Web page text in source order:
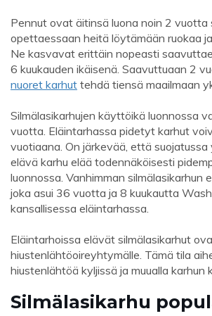
Pennut ovat äitinsä luona noin 2 vuotta
opettaessaan heitä löytämään ruokaa
Ne kasvavat erittäin nopeasti
6 kuukauden ikäisenä. Saavuttuaan 2
nuoret karhut tehdä tiensä maailmaan
Silmälasikarhujen käyttöikä luonnossa
vuotta. Eläintarhassa pidetyt karhut
vuotiaana. On järkevää, että suojatussa
elävä karhu elää todennäköisesti
luonnossa. Vanhimman silmälasikarhun
joka asui 36 vuotta ja 8 kuukautta
kansallisessa eläintarhassa.
Eläintarhoissa elävät silmälasikarhut
hiustenlähtöoireyhtymälle. Tämä tila
hiustenlähtöä kyljissä ja muualla karhun
Silmälasikarhu